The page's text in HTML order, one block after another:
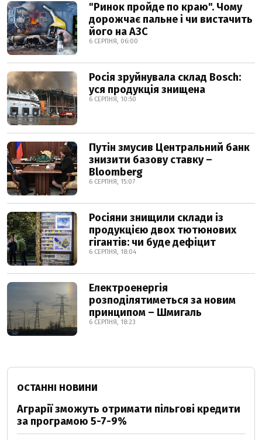
"Ринок пройде по краю". Чому
дорожчає пальне і чи вистачить
його на АЗС
6 СЕРПНЯ, 06:00
Росія зруйнувала склад Bosch:
уся продукція знищена
6 СЕРПНЯ, 10:50
Путін змусив Центральний банк
знизити базову ставку –
Bloomberg
6 СЕРПНЯ, 15:07
Росіяни знищили склади із
продукцією двох тютюнових
гігантів: чи буде дефіцит
6 СЕРПНЯ, 18:04
Електроенергія
розподілятиметься за новим
принципом – Шмигаль
6 СЕРПНЯ, 18:23
ОСТАННІ НОВИНИ
Аграрії зможуть отримати пільгові кредити
за програмою 5-7-9%